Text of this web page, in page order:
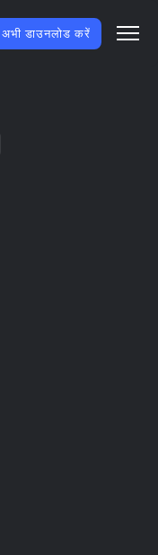
अभी डाउनलोड करें